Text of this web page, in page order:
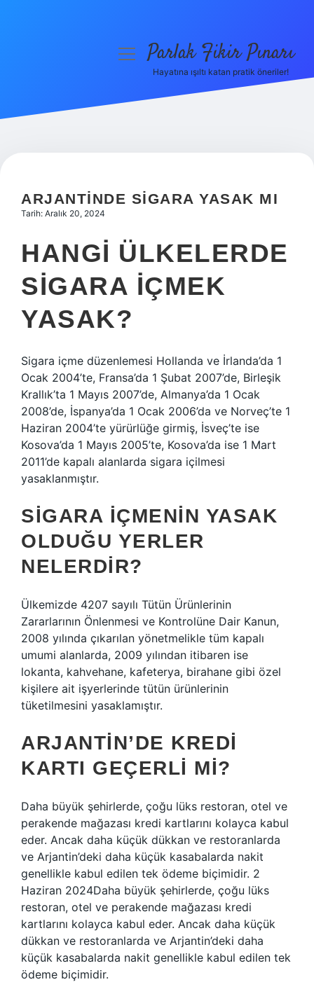
Hakkımızda
menüyüParlak Fikir Pınarı
Hayatına ışıltı katan pratik öneriler!
ARJANTINDE SIGARA YASAK MI
Tarih: Aralık 20, 2024
HANGI ÜLKELERDE
SIGARA IÇMEK
YASAK?
Sigara içme düzenlemesi Hollanda ve İrlanda’da 1
Ocak 2004’te, Fransa’da 1 Şubat 2007’de, Birleşik
Krallık’ta 1 Mayıs 2007’de, Almanya’da 1 Ocak
2008’de, İspanya’da 1 Ocak 2006’da ve Norveç’te 1
Haziran 2004’te yürürlüğe girmiş, İsveç’te ise
Kosova’da 1 Mayıs 2005’te, Kosova’da ise 1 Mart
2011’de kapalı alanlarda sigara içilmesi
yasaklanmıştır.
SIGARA IÇMENIN YASAK
OLDUĞU YERLER
NELERDIR?
Ülkemizde 4207 sayılı Tütün Ürünlerinin
Zararlarının Önlenmesi ve Kontrolüne Dair Kanun,
2008 yılında çıkarılan yönetmelikle tüm kapalı
umumi alanlarda, 2009 yılından itibaren ise
lokanta, kahvehane, kafeterya, birahane gibi özel
kişilere ait işyerlerinde tütün ürünlerinin
tüketilmesini yasaklamıştır.
ARJANTIN’DE KREDI
KARTI GEÇERLI MI?
Daha büyük şehirlerde, çoğu lüks restoran, otel ve
perakende mağazası kredi kartlarını kolayca kabul
eder. Ancak daha küçük dükkan ve restoranlarda
ve Arjantin’deki daha küçük kasabalarda nakit
genellikle kabul edilen tek ödeme biçimidir. 2
Haziran 2024Daha büyük şehirlerde, çoğu lüks
restoran, otel ve perakende mağazası kredi
kartlarını kolayca kabul eder. Ancak daha küçük
dükkan ve restoranlarda ve Arjantin’deki daha
küçük kasabalarda nakit genellikle kabul edilen tek
ödeme biçimidir.